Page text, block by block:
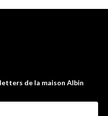
de la maison Albin